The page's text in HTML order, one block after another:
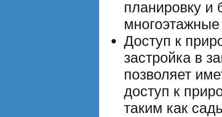
планировку
Доступ к
застройка в
позволяет
доступ к
таким как